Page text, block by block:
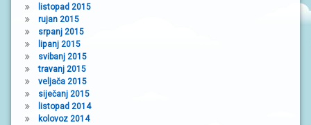
listopad 2015
rujan 2015
srpanj 2015
lipanj 2015
svibanj 2015
travanj 2015
veljača 2015
siječanj 2015
listopad 2014
kolovoz 2014